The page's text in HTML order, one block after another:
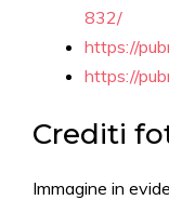
832/
https://
https://
Crediti
Immagine in